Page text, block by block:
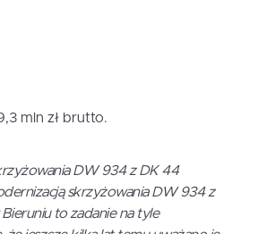
mln zł brutto.
DW 934 z DK 44
skrzyżowania DW 934 z
to zadanie na tyle